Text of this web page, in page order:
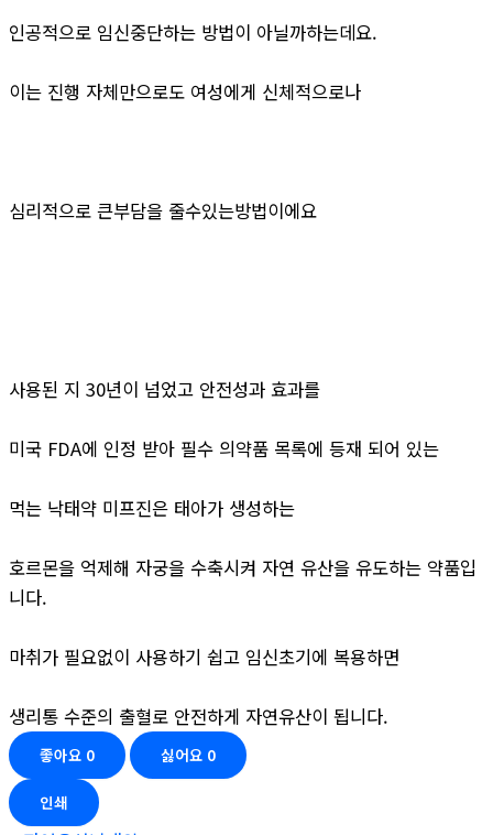
인공적으로 임신중단하는 방법이 아닐까하는데요.
이는 진행 자체만으로도 여성에게 신체적으로나
심리적으로 큰부담을 줄수있는방법이에요
사용된 지 30년이 넘었고 안전성과 효과를
미국 FDA에 인정 받아 필수 의약품 목록에 등재 되어 있는
먹는 낙태약 미프진은 태아가 생성하는
호르몬을 억제해 자궁을 수축시켜 자연 유산을 유도하는 약품입
니다.
마취가 필요없이 사용하기 쉽고 임신초기에 복용하면
생리통 수준의 출혈로 안전하게 자연유산이 됩니다.
좋아요 0 싫어요 0
인쇄